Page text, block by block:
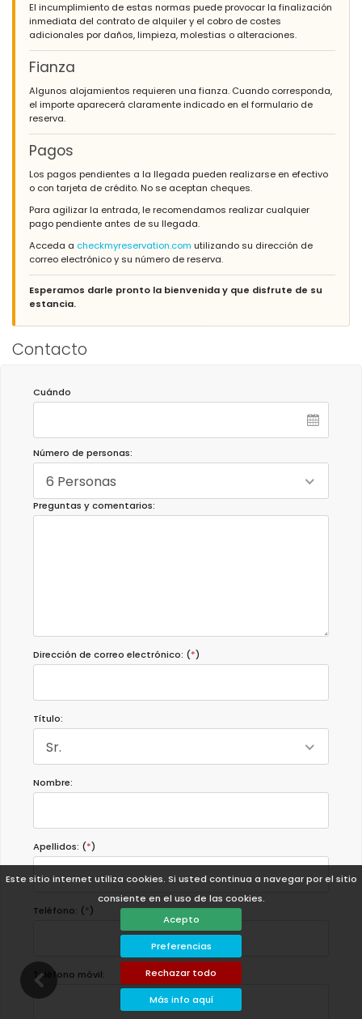
Este sitio internet utiliza cookies. Si usted continua a navegar por el sitio
consiente en el uso de las cookies.
Acepto
Preferencias
Rechazar todo
Más info aquí
El incumplimiento de estas normas puede provocar la finalización
inmediata del contrato de alquiler y el cobro de costes
adicionales por daños, limpieza, molestias o alteraciones.
Fianza
Algunos alojamientos requieren una fianza. Cuando corresponda,
el importe aparecerá claramente indicado en el formulario de
reserva.
Pagos
Los pagos pendientes a la llegada pueden realizarse en efectivo
o con tarjeta de crédito. No se aceptan cheques.
Para agilizar la entrada, le recomendamos realizar cualquier
pago pendiente antes de su llegada.
Acceda a checkmyreservation.com utilizando su dirección de
correo electrónico y su número de reserva.
Esperamos darle pronto la bienvenida y que disfrute de su
estancia.
Contacto
Cuándo
Número de personas:
6 Personas
Preguntas y comentarios:
Dirección de correo electrónico: (*)
Título:
Sr.
Nombre:
Apellidos: (*)
Teléfono: (*)
Teléfono móvil: